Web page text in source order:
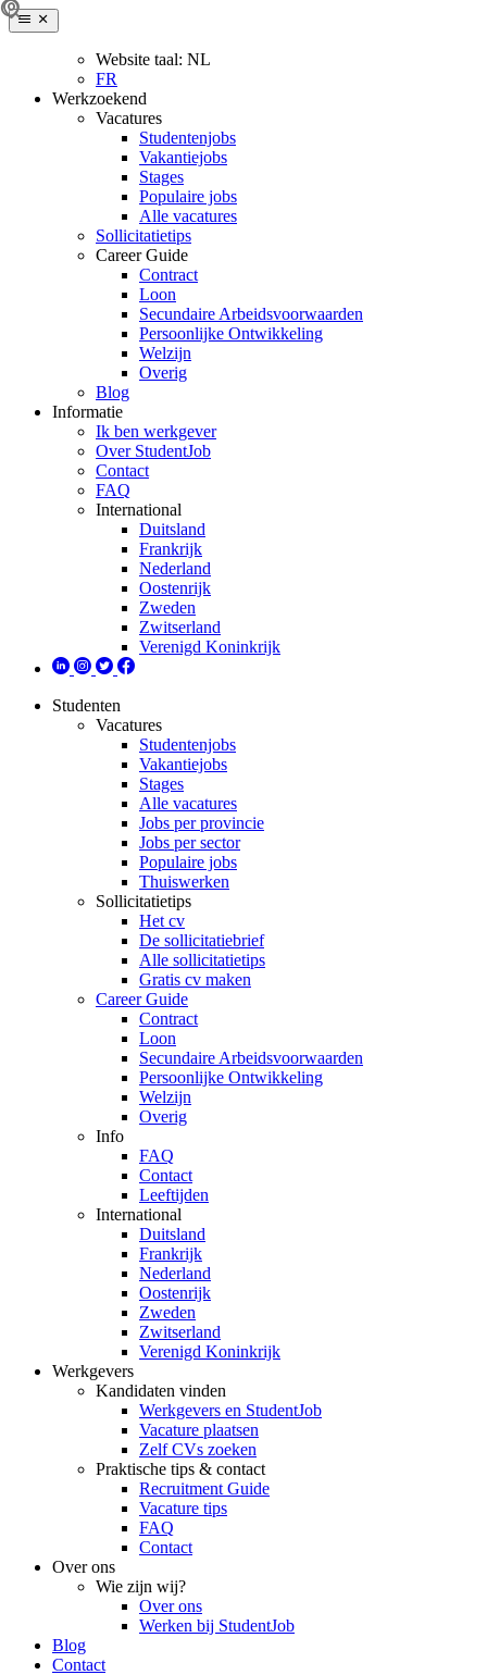
Website taal: NL
FR
Werkzoekend
Vacatures
Studentenjobs
Vakantiejobs
Stages
Populaire jobs
Alle vacatures
Sollicitatietips
Career Guide
Contract
Loon
Secundaire Arbeidsvoorwaarden
Persoonlijke Ontwikkeling
Welzijn
Overig
Blog
Informatie
Ik ben werkgever
Over StudentJob
Contact
FAQ
International
Duitsland
Frankrijk
Nederland
Oostenrijk
Zweden
Zwitserland
Verenigd Koninkrijk
Studenten
Vacatures
Studentenjobs
Vakantiejobs
Stages
Alle vacatures
Jobs per provincie
Jobs per sector
Populaire jobs
Thuiswerken
Sollicitatietips
Het cv
De sollicitatiebrief
Alle sollicitatietips
Gratis cv maken
Career Guide
Contract
Loon
Secundaire Arbeidsvoorwaarden
Persoonlijke Ontwikkeling
Welzijn
Overig
Info
FAQ
Contact
Leeftijden
International
Duitsland
Frankrijk
Nederland
Oostenrijk
Zweden
Zwitserland
Verenigd Koninkrijk
Werkgevers
Kandidaten vinden
Werkgevers en StudentJob
Vacature plaatsen
Zelf CVs zoeken
Praktische tips & contact
Recruitment Guide
Vacature tips
FAQ
Contact
Over ons
Wie zijn wij?
Over ons
Werken bij StudentJob
Blog
Contact